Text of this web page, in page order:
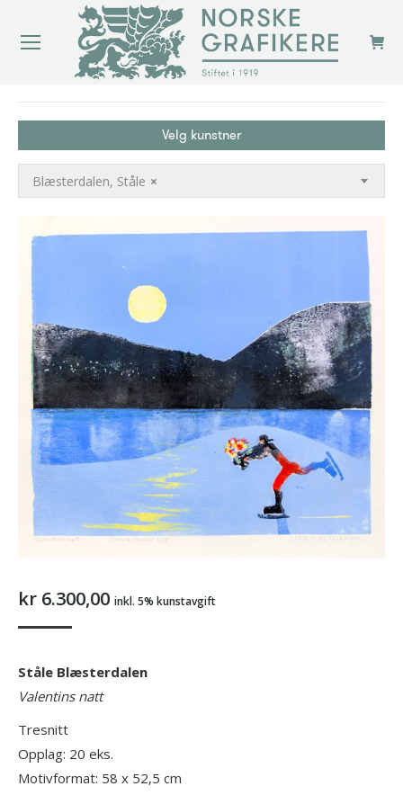
Velg kunstner
×
Blæsterdalen, Ståle
kr 6.300,00 inkl. 5% kunstavgift
Ståle Blæsterdalen
Valentins natt
Tresnitt
Opplag: 20 eks.
Motivformat: 58 x 52,5 cm